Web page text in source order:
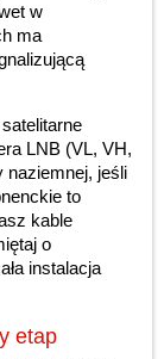
w
ma
LNB (VL, VH,
naziemnej, jeśli
to
kable
o
instalacja
etap